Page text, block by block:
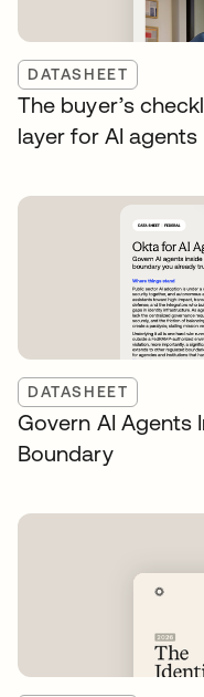
DATASHEET
The buyer’s
layer for AI agents
DATASHEET
Govern AI Agents
Boundary